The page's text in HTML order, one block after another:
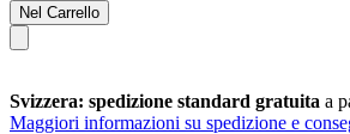
Nel Carrello
Svizzera: spedizione standard gratuita a
Maggiori informazioni su spedizione e